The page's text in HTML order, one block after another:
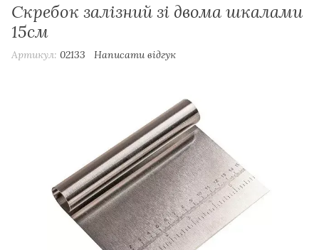
Скребок залізний зі двома шкалами
15см
Артикул: 02133 Написати відгук